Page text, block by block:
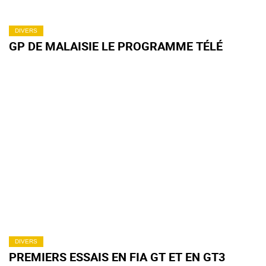
DIVERS
GP DE MALAISIE LE PROGRAMME TÉLÉ
DIVERS
PREMIERS ESSAIS EN FIA GT ET EN GT3